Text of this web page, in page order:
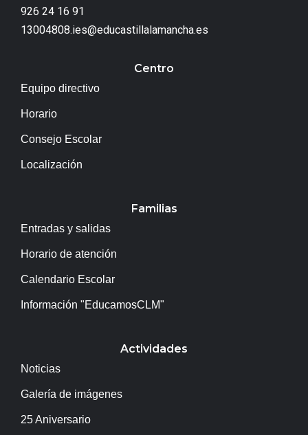
926 24 16 91
13004808.ies@educastillalamancha.es
Centro
Equipo directivo
Horario
Consejo Escolar
Localización
Familias
Entradas y salidas
Horario de atención
Calendario Escolar
Información "EducamosCLM"
Actividades
Noticias
Galería de imágenes
25 Aniversario